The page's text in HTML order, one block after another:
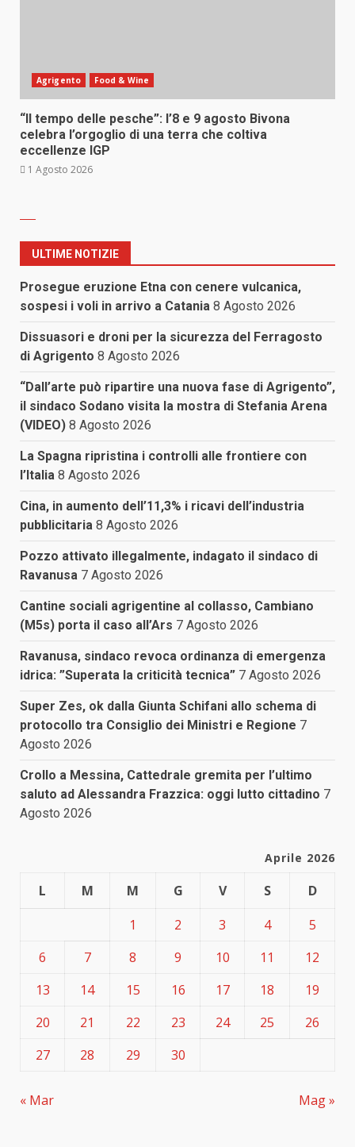
Agrigento Food & Wine
“Il tempo delle pesche”: l’8 e 9 agosto Bivona
celebra l’orgoglio di una terra che coltiva
eccellenze IGP
1 Agosto 2026
ULTIME NOTIZIE
Prosegue eruzione Etna con cenere vulcanica,
sospesi i voli in arrivo a Catania 8 Agosto 2026
Dissuasori e droni per la sicurezza del Ferragosto
di Agrigento 8 Agosto 2026
“Dall’arte può ripartire una nuova fase di Agrigento”,
il sindaco Sodano visita la mostra di Stefania Arena
(VIDEO) 8 Agosto 2026
La Spagna ripristina i controlli alle frontiere con
l’Italia 8 Agosto 2026
Cina, in aumento dell’11,3% i ricavi dell’industria
pubblicitaria 8 Agosto 2026
Pozzo attivato illegalmente, indagato il sindaco di
Ravanusa 7 Agosto 2026
Cantine sociali agrigentine al collasso, Cambiano
(M5s) porta il caso all’Ars 7 Agosto 2026
Ravanusa, sindaco revoca ordinanza di emergenza
idrica: ”Superata la criticità tecnica” 7 Agosto 2026
Super Zes, ok dalla Giunta Schifani allo schema di
protocollo tra Consiglio dei Ministri e Regione 7
Agosto 2026
Crollo a Messina, Cattedrale gremita per l’ultimo
saluto ad Alessandra Frazzica: oggi lutto cittadino 7
Agosto 2026
Aprile 2026
L M M G V S
D
1
2 3 4
5
6
7 8 9 10 11
12
13
14 15 16 17 18
19
20
21 22 23 24 25
26
27
28 29 30
« Mar Mag »